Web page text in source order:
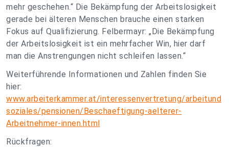
mehr geschehen.“ Die Bekämpfung der Arbeitslosigkeit
gerade bei älteren Menschen brauche einen starken
Fokus auf Qualifizierung. Felbermayr: „Die Bekämpfung
der Arbeitslosigkeit ist ein mehrfacher Win, hier darf
man die Anstrengungen nicht schleifen lassen.“
Weiterführende Informationen und Zahlen finden Sie
hier:
www.arbeiterkammer.at/interessenvertretung/arbeitund
soziales/pensionen/Beschaeftigung-aelterer-
Arbeitnehmer-innen.html
Rückfragen: